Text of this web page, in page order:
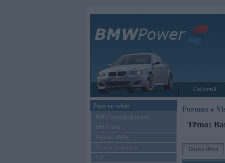
Galvenā
Ziņas un raksti
BMW modeļu jaunumi
BMW testi
Mēneša BMW
Sērijveida tūnings
Vel...
Forums »
Tēma:
Jauna tēma